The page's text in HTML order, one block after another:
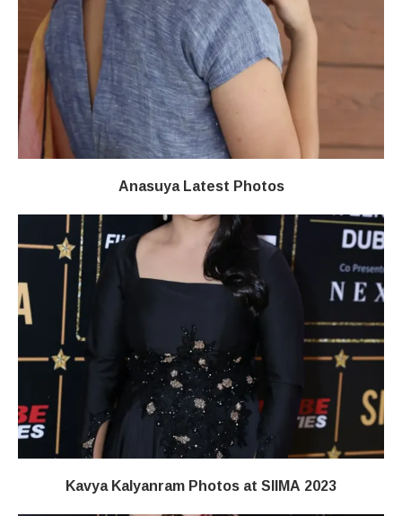
Anasuya Latest Photos
Kavya Kalyanram Photos at SIIMA 2023